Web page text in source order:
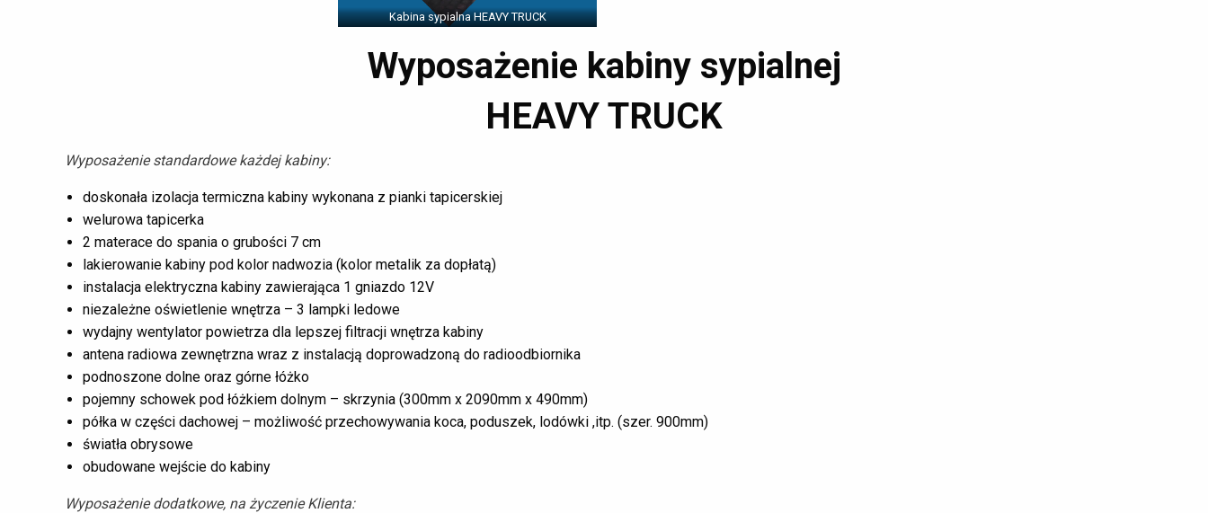
Kabina sypialna HEAVY TRUCK
Wyposażenie kabiny sypialnej
HEAVY TRUCK
Wyposażenie standardowe każdej kabiny:
doskonała izolacja termiczna kabiny wykonana z pianki tapicerskiej
welurowa tapicerka
2 materace do spania o grubości 7 cm
lakierowanie kabiny pod kolor nadwozia (kolor metalik za dopłatą)
instalacja elektryczna kabiny zawierająca 1 gniazdo 12V
niezależne oświetlenie wnętrza – 3 lampki ledowe
wydajny wentylator powietrza dla lepszej filtracji wnętrza kabiny
antena radiowa zewnętrzna wraz z instalacją doprowadzoną do radioodbiornika
podnoszone dolne oraz górne łóżko
pojemny schowek pod łóżkiem dolnym – skrzynia (300mm x 2090mm x 490mm)
półka w części dachowej – możliwość przechowywania koca, poduszek, lodówki ,itp. (szer. 900mm)
światła obrysowe
obudowane wejście do kabiny
Wyposażenie dodatkowe, na życzenie Klienta: